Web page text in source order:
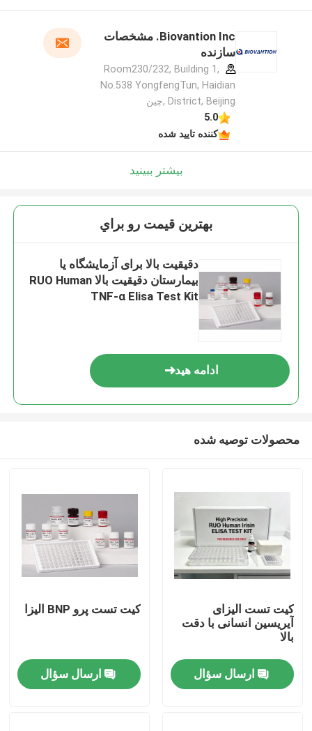
Biovantion Inc. مشخصات
سازنده
Room230/232, Building 1,
No.538 YongfengTun, Haidian
District, Beijing ,چین
5.0
کننده تایید شده
بیشتر ببینید
بهترين قيمت رو براي
دقیقیت بالا برای آزمایشگاه یا
بیمارستان دقیقیت بالا RUO Human
TNF-α Elisa Test Kit
ادامه هید
محصولات توصیه شده
کیت تست الیزای
آیریسین انسانی با دقت
بالا
ارسال سؤال
کیت تست پرو BNP الیزا
ارسال سؤال